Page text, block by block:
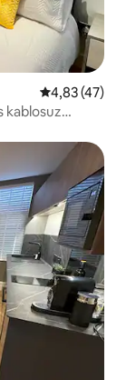
5 üzerinden
4,83 (47)
kablosuz